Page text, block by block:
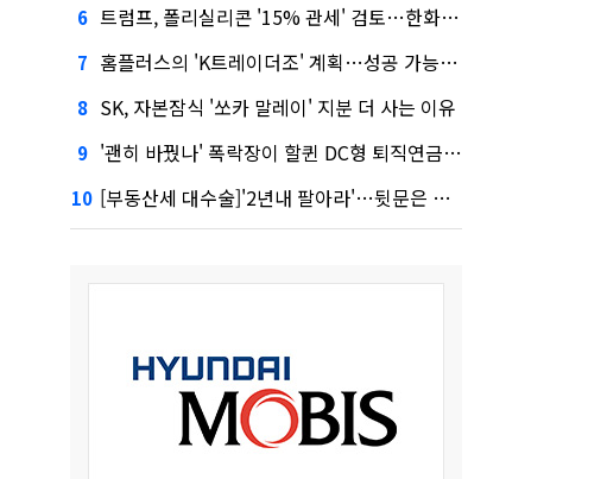
6 트럼프, 폴리실리콘 '15% 관세' 검토…한화큐셀·OCI 영향은?
7 홈플러스의 'K트레이더조' 계획…성공 가능성은 '글쎄'
8 SK, 자본잠식 '쏘카 말레이' 지분 더 사는 이유
9 '괜히 바꿨나' 폭락장이 할퀸 DC형 퇴직연금…전문가 조언은
10 [부동산세 대수술]'2년내 팔아라'…뒷문은 열었다